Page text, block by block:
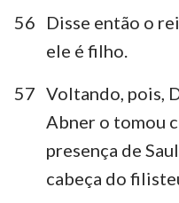
56
Disse então o
ele é filho.
57 Voltando, pois,
Abner o tomou
presença de
cabeça do